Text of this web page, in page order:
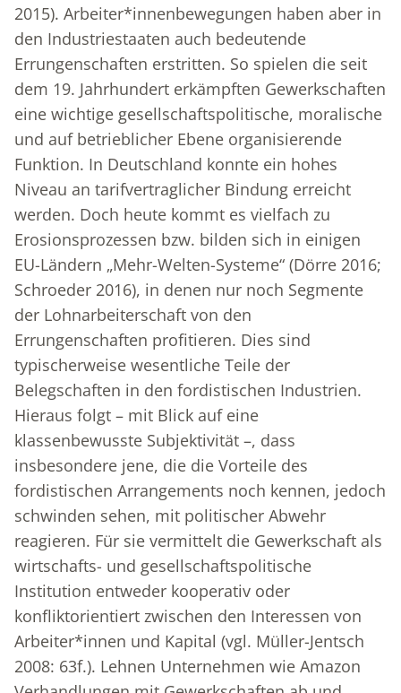
2015). Arbeiter*innenbewegungen haben aber in
den Industriestaaten auch bedeutende
Errungenschaften erstritten. So spielen die seit
dem 19. Jahrhundert erkämpften Gewerkschaften
eine wichtige gesellschaftspolitische, moralische
und auf betrieblicher Ebene organisierende
Funktion. In Deutschland konnte ein hohes
Niveau an tarifvertraglicher Bindung erreicht
werden. Doch heute kommt es vielfach zu
Erosionsprozessen bzw. bilden sich in einigen
EU-Ländern „Mehr-Welten-Systeme“ (Dörre 2016;
Schroeder 2016), in denen nur noch Segmente
der Lohnarbeiterschaft von den
Errungenschaften profitieren. Dies sind
typischerweise wesentliche Teile der
Belegschaften in den fordistischen Industrien.
Hieraus folgt – mit Blick auf eine
klassenbewusste Subjektivität –, dass
insbesondere jene, die die Vorteile des
fordistischen Arrangements noch kennen, jedoch
schwinden sehen, mit politischer Abwehr
reagieren. Für sie vermittelt die Gewerkschaft als
wirtschafts- und gesellschaftspolitische
Institution entweder kooperativ oder
konfliktorientiert zwischen den Interessen von
Arbeiter*innen und Kapital (vgl. Müller-Jentsch
2008: 63f.). Lehnen Unternehmen wie Amazon